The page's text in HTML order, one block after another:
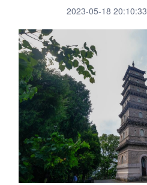
财经
台湾
科技
文化
访谈
法律 中央文件
食品 人居
2023-05-18 20:10:33